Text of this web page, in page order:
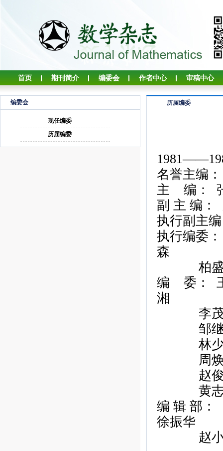
首页 期刊简介 编委会 作者中心 审稿中心
编委会
现任编委
历届编委
历届编委
名誉主编：
主
编：
副 主 编：
执行副主
执行编委：
森
柏
编
委：
湘
李
邹
林
周
赵
黄
编 辑 部：
徐振华
赵